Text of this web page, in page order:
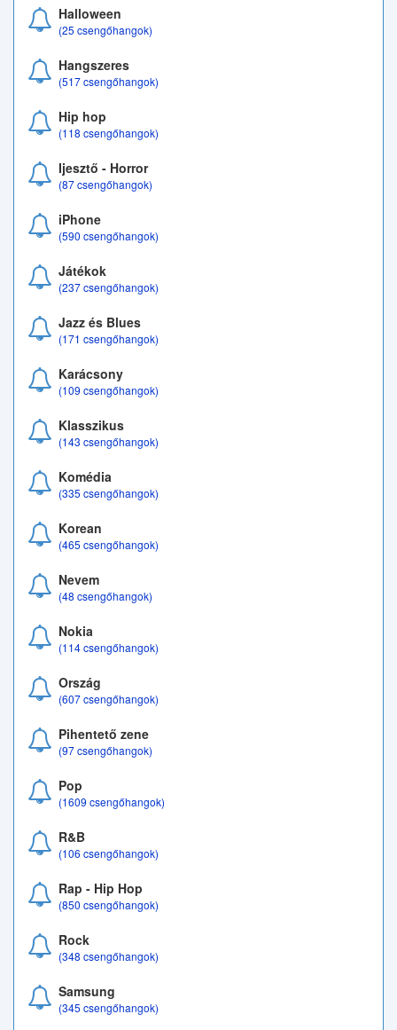
Halloween
(25 csengőhangok)
Hangszeres
(517 csengőhangok)
Hip hop
(118 csengőhangok)
Ijesztő - Horror
(87 csengőhangok)
iPhone
(590 csengőhangok)
Játékok
(237 csengőhangok)
Jazz és Blues
(171 csengőhangok)
Karácsony
(109 csengőhangok)
Klasszikus
(143 csengőhangok)
Komédia
(335 csengőhangok)
Korean
(465 csengőhangok)
Nevem
(48 csengőhangok)
Nokia
(114 csengőhangok)
Ország
(607 csengőhangok)
Pihentető zene
(97 csengőhangok)
Pop
(1609 csengőhangok)
R&B
(106 csengőhangok)
Rap - Hip Hop
(850 csengőhangok)
Rock
(348 csengőhangok)
Samsung
(345 csengőhangok)